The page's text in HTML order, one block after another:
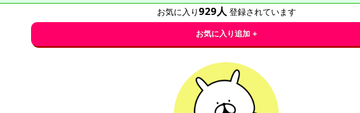
お気に入り929人 登録されています
お気に入り追加 +